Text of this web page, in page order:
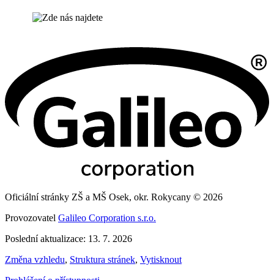
Oficiální stránky ZŠ a MŠ Osek, okr. Rokycany © 2026
Provozovatel Galileo Corporation s.r.o.
Poslední aktualizace: 13. 7. 2026
Změna vzhledu, Struktura stránek, Vytisknout